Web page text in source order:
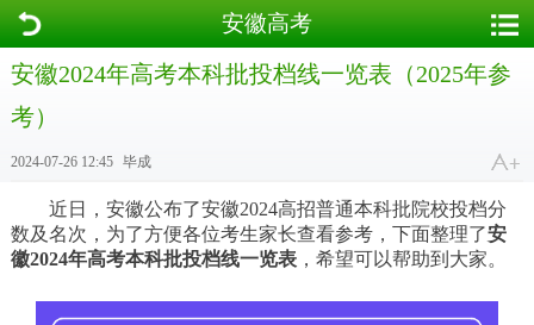
安徽高考
安徽2024年高考本科批投档线一览表（2025年参
考）
2024-07-26 12:45 毕成
近日，安徽公布了安徽2024高招普通本科批院校投档分
数及名次，为了方便各位考生家长查看参考，下面整理了安
徽2024年高考本科批投档线一览表，希望可以帮助到大家。